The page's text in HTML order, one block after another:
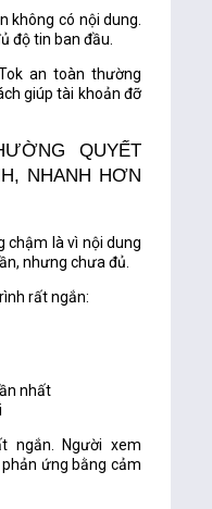
không có nội dung.
độ tin ban đầu
an toàn thường
giúp tài khoản đỡ
QUYẾT
NHANH HƠN
chậm là vì nội dung
nhưng chưa đủ.
rất ngắn:
nhất
ngắn. Người xem
ứng bằng cảm